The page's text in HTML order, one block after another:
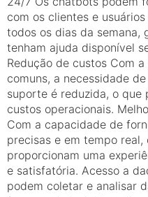
com os clientes e
todos os dias da semana,
tenham ajuda disponível
Redução de custos Com
comuns, a necessidade
suporte é reduzida, o que
custos operacionais.
Com a capacidade de
precisas e em tempo
proporcionam uma
e satisfatória. Acesso a
podem coletar e analisar